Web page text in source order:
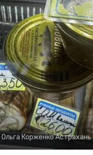
Ольга КорженкоАстрахань